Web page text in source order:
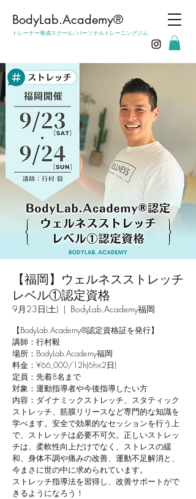
​BodyLab.Academy®︎
トレーナー養成スクール/パーソナルトレーニングジム
【福岡】ウェルネスストレッチ
レベル①認定資格
9月23日(土)
  |
BodyLab.Academy福岡
【BodyLab.Academy®︎認定資格証を発行】
講師：行村毅
場所：BodyLab.Academy福岡
料金：¥66,000/12h(6h×2日)
定員：先着8名まで
対象：運動指導者や今後指導したい方
内容：ダイナミックストレッチ、スタティック
ストレッチ、筋膜リリースなど専門的な知識を
学べます。安全で効果的なセッションを行う上
で、ストレッチは必要不可欠。正しいストレッ
チは、柔軟性向上だけでなく、ストレスの緩
和、身体不調や痛みの改善、運動不足解消と、
今まさに世の中に求められています。
ストレッチ指導法を習得し、改善サポートがで
きるようになろう！